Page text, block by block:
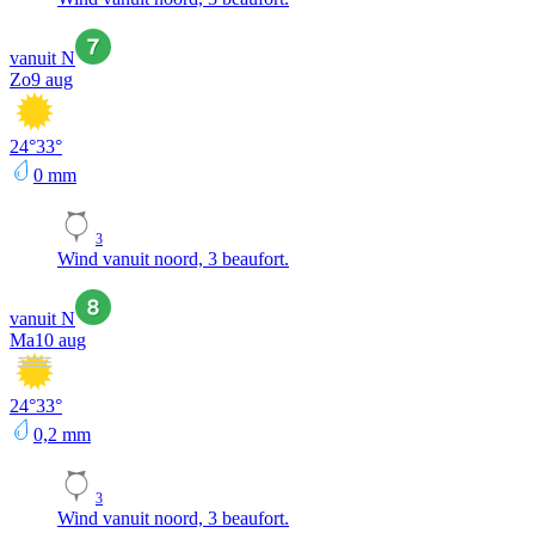
vanuit N
Zo9 aug
24°33°
0 mm
3
Wind vanuit noord, 3 beaufort.
vanuit N
Ma10 aug
24°33°
0,2 mm
3
Wind vanuit noord, 3 beaufort.